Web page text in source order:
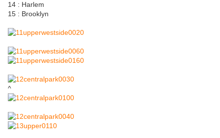
14 : Harlem
15 : Brooklyn
^